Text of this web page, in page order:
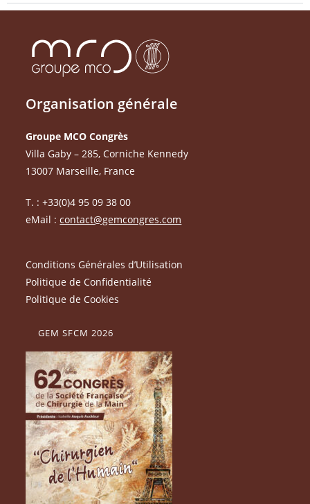
Organisation générale
Groupe MCO Congrès
Villa Gaby – 285, Corniche Kennedy
13007 Marseille, France
T. : +33(0)4 95 09 38 00
eMail :contact@gemcongres.com
Conditions Générales d’Utilisation
Politique de Confidentialité
Politique de Cookies
GEM SFCM 2026